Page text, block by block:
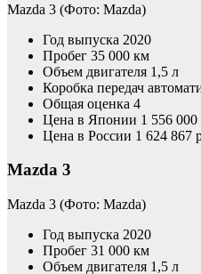
Mazda 3 (Фото: Mazda)
Год выпуска 2020
Пробег 35 000 км
Объем двигателя 1,5 л
Коробка передач
Общая оценка 4
Цена в Японии 1 556 000
Цена в России 1 624 867
Mazda 3
Mazda 3 (Фото: Mazda)
Год выпуска 2020
Пробег 31 000 км
Объем двигателя 1,5 л